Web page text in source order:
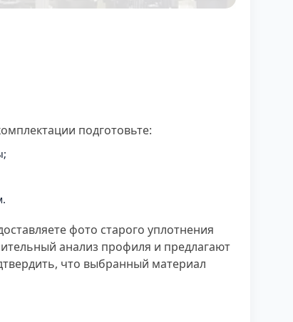
подготовьте:
фото старого уплотнения
анализ профиля и предлагают
что выбранный материал